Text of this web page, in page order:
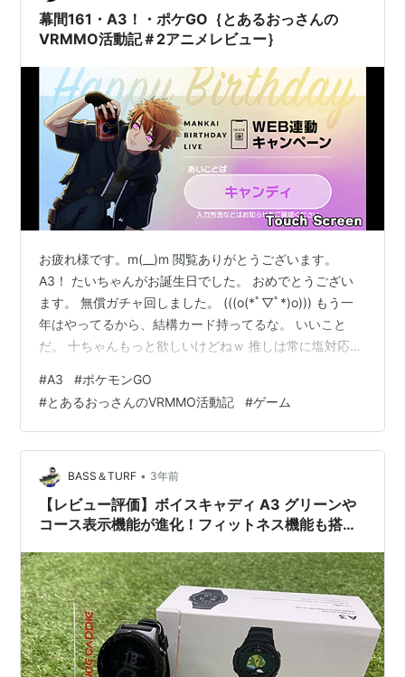
幕間161・A3！・ポケGO｛とあるおっさんの
VRMMO活動記＃2アニメレビュー｝
お疲れ様です。m(__)m 閲覧ありがとうございます。
A3！ たいちゃんがお誕生日でした。 おめでとうござい
ます。 無償ガチャ回しました。 (((o(*ﾟ▽ﾟ*)o))) もう一
年はやってるから、結構カード持ってるな。 いいこと
だ。 十ちゃんもっと欲しいけどねｗ 推しは常に塩対応で
回してやれよｗ だからダイヤを貯めてるんだけどねｗ ダ
イヤがいくらあっても足りんのである。 あ、でも一応70
連が天井だし。 推しは70連すれば来てくれるはず。 (｀･
ω･´) あれ？SSRのロックってなんなん？ 調べてみよう。
ポケGO ココドラをG…
#A3 #ポケモンGO
#とあるおっさんのVRMMO活動記 #ゲーム
BASS＆TURF • 3年前
【レビュー評価】ボイスキャディ A3 グリーンや
コース表示機能が進化！フィットネス機能も搭載